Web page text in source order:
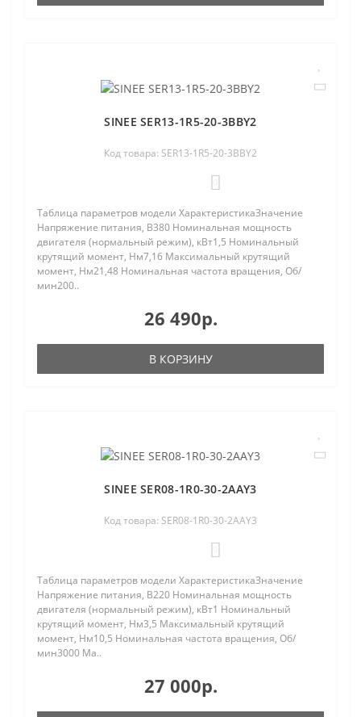
SINEE SER13-1R5-20-3BBY2
Код товара: SER13-1R5-20-3BBY2
Таблица параметров модели ХарактеристикаЗначение
Напряжение питания, В380 Номинальная мощность
двигателя (нормальный режим), кВт1,5 Номинальный
крутящий момент, Нм7,16 Максимальный крутящий
момент, Нм21,48 Номинальная частота вращения, Об/
мин200..
26 490р.
В КОРЗИНУ
SINEE SER08-1R0-30-2AAY3
Код товара: SER08-1R0-30-2AAY3
Таблица параметров модели ХарактеристикаЗначение
Напряжение питания, В220 Номинальная мощность
двигателя (нормальный режим), кВт1 Номинальный
крутящий момент, Нм3,5 Максимальный крутящий
момент, Нм10,5 Номинальная частота вращения, Об/
мин3000 Ма..
27 000р.